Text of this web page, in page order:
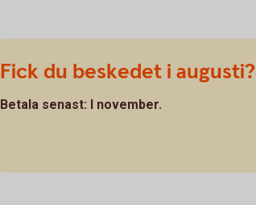
Fick du beskedet i augusti?
Betala senast: I november.